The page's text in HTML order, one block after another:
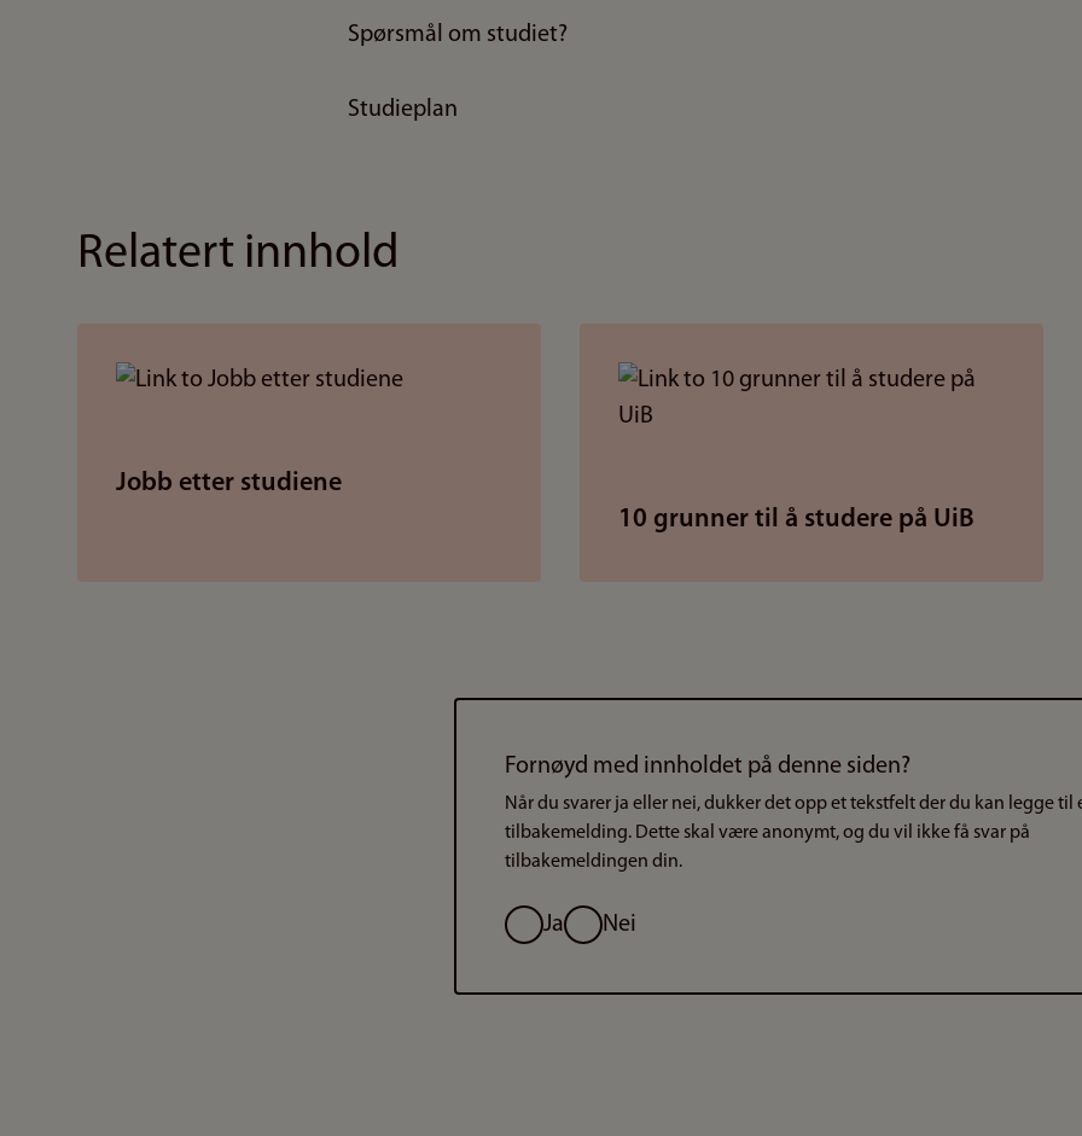
Spørsmål om studiet?
Studieplan
Relatert innhold
Jobb etter studiene
10 grunner til å studere på UiB
Fornøyd med innholdet på denne siden?
Når du svarer ja eller nei, dukker det opp et tekstfelt der du kan legge til
tilbakemelding. Dette skal være anonymt, og du vil ikke få svar på
tilbakemeldingen din.
ValgJa Nei